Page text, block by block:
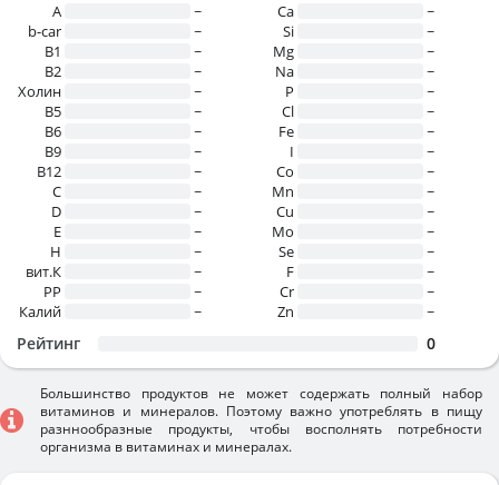
A
~
b-car
~
В1
~
B2
~
Холин
~
B5
~
B6
~
B9
~
B12
~
C
~
D
~
E
~
H
~
вит.К
~
PP
~
Калий
~
Ca
~
Si
~
Mg
~
Na
~
P
~
Cl
~
Fe
~
I
~
Co
~
Mn
~
Cu
~
Mo
~
Se
~
F
~
Cr
~
Zn
~
Рейтинг 0
Большинство продуктов не может содержать полный набор
витаминов и минералов. Поэтому важно употреблять в пищу
разннообразные продукты, чтобы восполнять потребности
организма в витаминах и минералах.